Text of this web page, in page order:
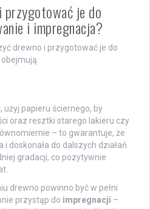
przygotować je do
i impregnacja?
drewno i przygotować je do
, użyj papieru ściernego, by
oraz resztki starego lakieru czy
– to gwarantuje, że
i doskonała do dalszych działań.
gradacji, co pozytywnie
drewno powinno być w pełni
przystąp do impregnacji –